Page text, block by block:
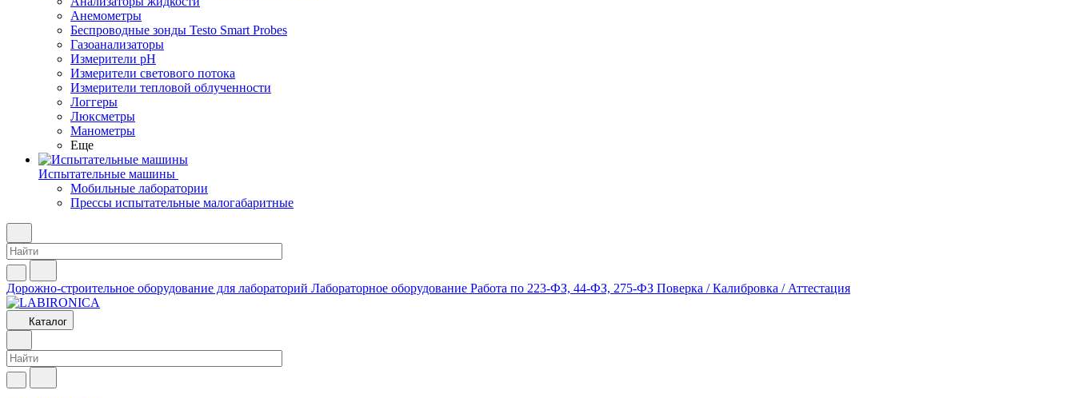
Анемометры
Беспроводные зонды Testo Smart Probes
Газоанализаторы
Измерители pH
Измерители светового потока
Измерители тепловой облученности
Логгеры
Люксметры
Манометры
Еще
Испытательные машины
Мобильные лаборатории
Прессы испытательные малогабаритные
Дорожно-строительное оборудование для лабораторий Лабораторное оборудование Работа по 223-ФЗ, 44-ФЗ, 275-ФЗ Поверка / Калибровка / Аттестация
Каталог